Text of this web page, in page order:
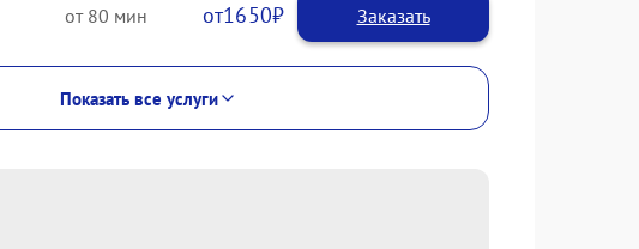
80 1650
Показать все услуги